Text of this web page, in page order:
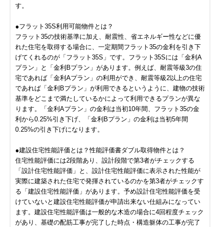
す。
●フラット35S利用可能物件とは？
フラット35の技術基準に加え、耐震性、省エネルギー性などに優
れた住宅を取得する場合に、一定期間フラット35の金利を引き下
げてくれるのが「フラット35S」です。フラット35Sには「金利A
プラン」と「金利Bプラン」があります。例えば、耐震等級3の住
宅であれば「金利Aプラン」の利用ができ、耐震等級2以上の住宅
であれば「金利Bプラン」が利用できるというように、建物の技術
基準をどこまで満たしているかによって利用できるプランが異な
ります。「金利Aプラン」の金利は当初10年間、フラット35の金
利から0.25%引き下げ、「金利Bプラン」の金利は当初5年間
0.25%の引き下げになります。
●建設住宅性能評価とは？性能評価書ダブル取得物件とは？
住宅性能評価には2段階あり、設計段階で第3者がチェックする
「設計住宅性能評価」と、設計住宅性能評価に表示された性能が
実際に建築された住宅で発揮されているのかを第3者がチェックす
る「建設住宅性能評価」があります。予め設計住宅性能評価を受
けていないと建設住宅性能評価が申請出来ない仕組みになってい
ます。建設住宅性能評価は一般的な木造の場合に4回程度チェック
があり、基礎の配筋工事が完了した時点・構造躯体の工事が完了